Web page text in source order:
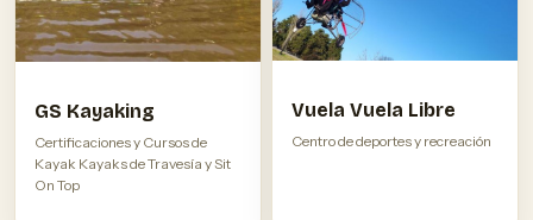
GS Kayaking
Certificaciones y Cursos de
Kayak Kayaks de Travesía y Sit
On Top
Vuela Vuela Libre
Centro de deportes y recreación